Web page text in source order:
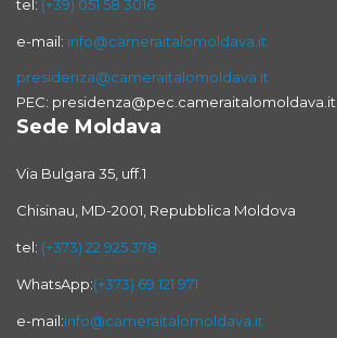
tel: (+39) 051 58 3016
e-mail: info@cameraitalomoldava.it
presidenza@cameraitalomoldava.it
PEC: presidenza@pec.cameraitalomoldava.it
Sede Moldava
Via Bulgara 35, uff.1
Chisinau, MD-2001, Repubblica Moldova
tel: (+373) 22 925 378;
WhatsApp:(+373) 69 121 971
e-mail:info@cameraitalomoldava.it